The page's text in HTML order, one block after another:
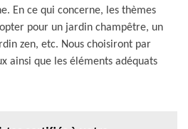
En ce qui concerne, les thèmes
pour un jardin champêtre, un
zen, etc. Nous choisiront par
ainsi que les éléments adéquats